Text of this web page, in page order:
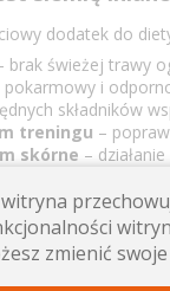
dodatek do
brak świeżej trawy
pokarmowy i
składników
treningu –
skórne –
– właściwości
– dostarcza energii i
w siemieniu
może być
motywacyjną
zmienić